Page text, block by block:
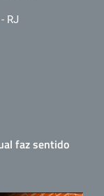
RJ
faz sentido